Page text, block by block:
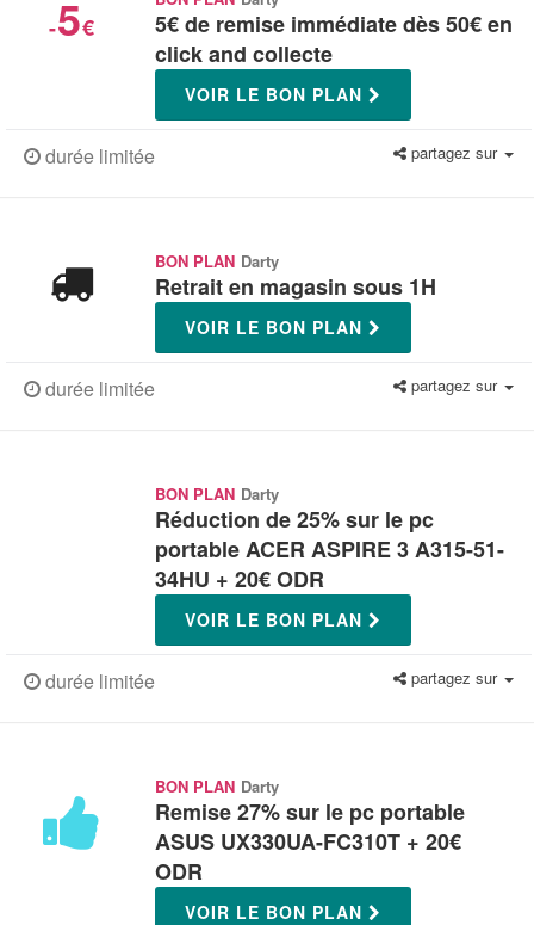
-5€
5€ de remise immédiate dès 50€ en
click and collecte
VOIR LE BON PLAN
durée limitée partagez sur
BON PLAN Darty
Retrait en magasin sous 1H
VOIR LE BON PLAN
durée limitée partagez sur
BON PLAN Darty
Réduction de 25% sur le pc
portable ACER ASPIRE 3 A315-51-
34HU + 20€ ODR
VOIR LE BON PLAN
durée limitée partagez sur
BON PLAN Darty
Remise 27% sur le pc portable
ASUS UX330UA-FC310T + 20€
ODR
VOIR LE BON PLAN